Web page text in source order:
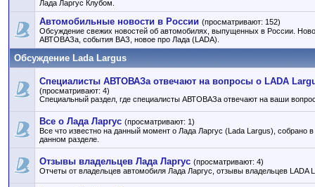
Лада Ларгус Клубом.
Автомобильные новости в России (просматривают: 152)
Обсуждение свежих новостей об автомобилях, выпущенных в России.
АВТОВАЗа, события ВАЗ, новое про Лада (LADA).
Обсуждение Lada Largus
Специалисты АВТОВАЗа отвечают на вопросы о LADA
(просматривают: 4)
Специальный раздел, где специалисты АВТОВАЗа отвечают на ваши
Все о Лада Ларгус (просматривают: 1)
Все что известно на данный момент о Лада Ларгус (Lada Largus), собрано в
данном разделе.
Отзывы владельцев Лада Ларгус (просматривают: 4)
Отчеты от владельцев автомобиля Лада Ларгус, отзывы владельцев LADA